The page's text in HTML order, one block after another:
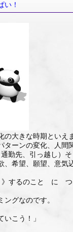
い！
の大きな時期といえ
ターンの変化、人間
勤先、引っ越し）
、希望、願望、意
》するのこと に つ
グなのです。
いこう！」